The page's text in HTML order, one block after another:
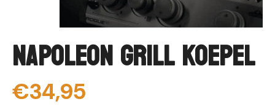
Napoleon Grill Koepel
€34,95